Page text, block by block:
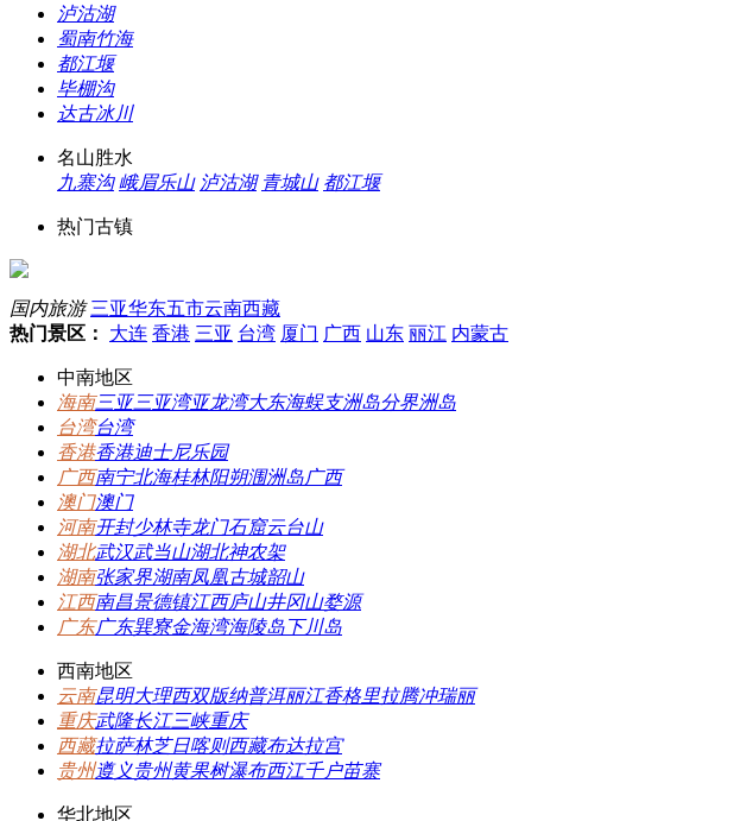
泸沽湖
蜀南竹海
都江堰
毕棚沟
达古冰川
名山胜水
九寨沟 峨眉乐山 泸沽湖 青城山 都江堰
热门古镇
国内旅游 三亚华东五市云南西藏
热门景区：
大连 香港 三亚 台湾 厦门 广西 山东 丽江 内蒙古
中南地区
海南三亚三亚湾亚龙湾大东海蜈支洲岛分界洲岛
台湾台湾
香港香港迪士尼乐园
广西南宁北海桂林阳朔涠洲岛广西
澳门澳门
河南开封少林寺龙门石窟云台山
湖北武汉武当山湖北神农架
湖南张家界湖南凤凰古城韶山
江西南昌景德镇江西庐山井冈山婺源
广东广东巽寮金海湾海陵岛下川岛
西南地区
云南昆明大理西双版纳普洱丽江香格里拉腾冲瑞丽
重庆武隆长江三峡重庆
西藏拉萨林芝日喀则西藏布达拉宫
贵州遵义贵州黄果树瀑布西江千户苗寨
华北地区